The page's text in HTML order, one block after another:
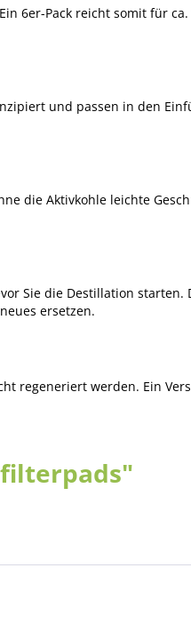
6er-Pack reicht somit für
und passen in den
die Aktivkohle leichte
Sie die Destillation
ersetzen.
regeneriert werden. Ein